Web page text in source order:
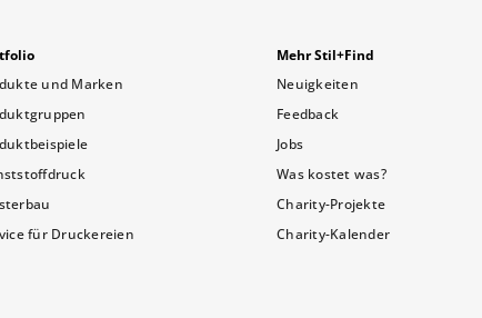
und Marken
für Druckereien
Mehr Stil+Find
Neuigkeiten
Feedback
Jobs
Was kostet was?
Charity-Projekte
Charity-Kalender